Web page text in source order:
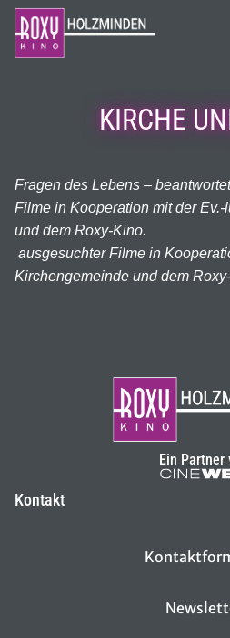
Zum Hauptinhalt springen
KIRCHE
Fragen des Lebens –
Filme in Kooperation mit der Ev.-
und dem Roxy-Kino.
ausgesuchter Filme in
Kirchengemeinde und dem
Ein Partner
Kontakt